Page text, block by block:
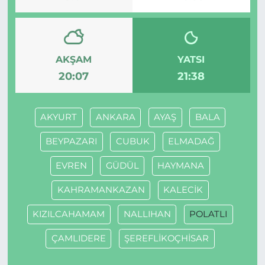
AKŞAM
20:07
YATSI
21:38
AKYURT ANKARA AYAŞ BALA
BEYPAZARI CUBUK ELMADAĞ
EVREN GÜDÜL HAYMANA
KAHRAMANKAZAN KALECİK
KIZILCAHAMAM NALLIHAN POLATLI
ÇAMLIDERE ŞEREFLİKOÇHİSAR